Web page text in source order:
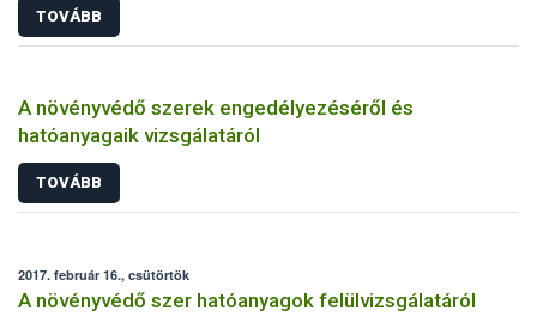
TOVÁBB
A növényvédő szerek engedélyezéséről és
hatóanyagaik vizsgálatáról
TOVÁBB
2017. február 16., csütörtök
A növényvédő szer hatóanyagok felülvizsgálatáról